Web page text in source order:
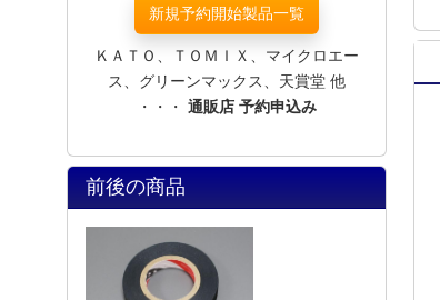
新規予約開始製品一覧
ＫＡＴＯ、ＴＯＭＩＸ、マイクロエー
ス、グリーンマックス、天賞堂 他
・・・ 通販店 予約申込み
前後の商品